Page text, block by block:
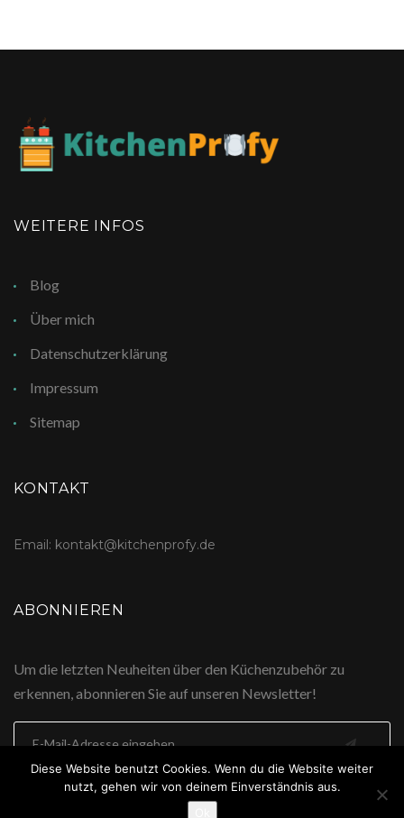
WEITERE INFOS
Blog
Über mich
Datenschutzerklärung
Impressum
Sitemap
KONTAKT
Email: kontakt@kitchenprofy.de
ABONNIEREN
Um die letzten Neuheiten über den Küchenzubehör zu
erkennen, abonnieren Sie auf unseren Newsletter!
Diese Website benutzt Cookies. Wenn du die Website weiter
nutzt, gehen wir von deinem Einverständnis aus.